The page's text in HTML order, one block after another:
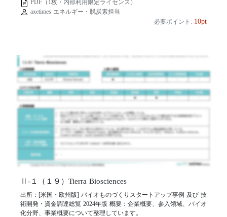
PDF（1枚・内部利用限定ライセンス）
axetimes エネルギー・脱炭素担当
必要ポイント: 10pt
Ⅱ-１（１９）Tierra Biosciences
出所：[米国・欧州版] バイオものづくりスタートアップ事例 及び 技
術開発・資金調達総覧 2024年版 概要：企業概要、参入領域、バイオ
化分野、事業概要について整理しています。